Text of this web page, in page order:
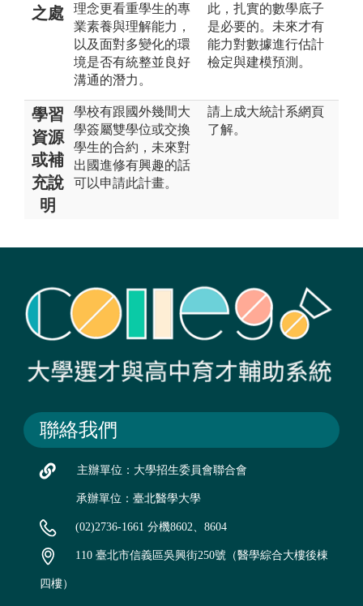
之處
理念更看重學生的專
業素養與理解能力，
以及面對多變化的環
境是否有統整並良好
溝通的潛力。
此，扎實的數學底子
是必要的。未來才有
能力對數據進行估計
檢定與建模預測。
學習
資源
或補
充說
明
學校有跟國外幾間大
學簽屬雙學位或交換
學生的合約，未來對
出國進修有興趣的話
可以申請此計畫。
請上成大統計系網頁
了解。
聯絡我們
主辦單位：大學招生委員會聯合會
承辦單位：臺北醫學大學
(02)2736-1661 分機8602、8604
110 臺北市信義區吳興街250號（醫學綜合大樓後棟
四樓）